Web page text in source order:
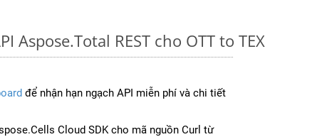
Aspose.Total REST cho OTT to TEX
để nhận hạn ngạch API miễn phí và chi tiết
Cloud SDK cho mã nguồn Curl từ